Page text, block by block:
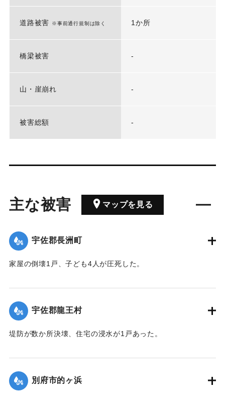
道路被害 ※事前通行規制は除く 1か所
橋梁被害 -
山・崖崩れ -
被害総額 -
主な被害 マップを見る
宇佐郡長洲町
家屋の倒壊1戸、子ども4人が圧死した。
｜固有コード:00416002
宇佐郡龍王村
堤防が数か所決壊、住宅の浸水が1戸あった。
｜固有コード:00416003
別府市的ヶ浜